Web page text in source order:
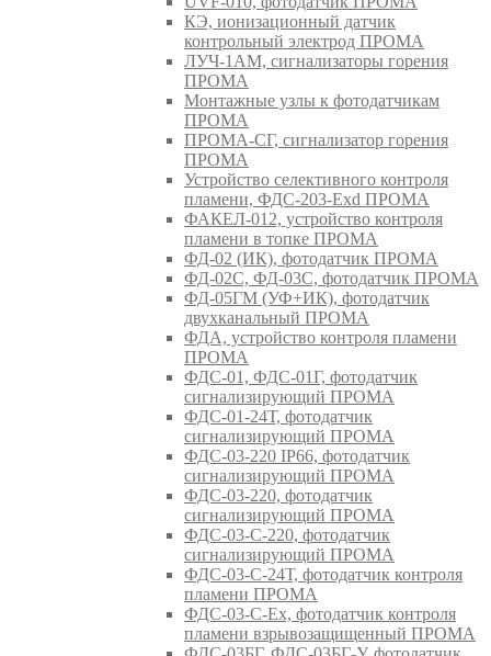
КЭ, ионизационный датчик
контрольный электрод ПРОМА
ЛУЧ-1АМ, сигнализаторы горения
ПРОМА
Монтажные узлы к фотодатчикам
ПРОМА
ПРОМА-СГ, сигнализатор горения
ПРОМА
Устройство селективного контроля
пламени, ФДС-203-Exd ПРОМА
ФАКЕЛ-012, устройство контроля
пламени в топке ПРОМА
ФД-02 (ИК), фотодатчик ПРОМА
ФД-02С, ФД-03С, фотодатчик ПРОМА
ФД-05ГМ (УФ+ИК), фотодатчик
двухканальный ПРОМА
ФДА, устройство контроля пламени
ПРОМА
ФДС-01, ФДС-01Г, фотодатчик
сигнализирующий ПРОМА
ФДС-01-24Т, фотодатчик
сигнализирующий ПРОМА
ФДС-03-220 IP66, фотодатчик
сигнализирующий ПРОМА
ФДС-03-220, фотодатчик
сигнализирующий ПРОМА
ФДС-03-С-220, фотодатчик
сигнализирующий ПРОМА
ФДС-03-С-24Т, фотодатчик контроля
пламени ПРОМА
ФДС-03-С-Ex, фотодатчик контроля
пламени взрывозащищенный ПРОМА